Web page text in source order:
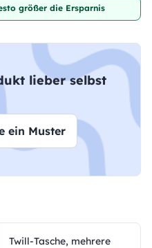
größer die Ersparnis
lieber selbst
ein Muster
Twill-Tasche, mehrere